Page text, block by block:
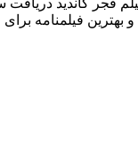
فجر کاندید دریافت
بهترین فیلمنامه